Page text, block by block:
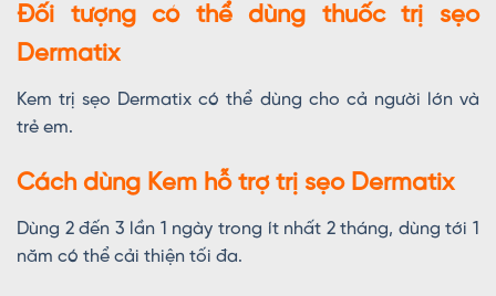
Đối tượng có thể dùng thuốc trị sẹo
Dermatix
Kem trị sẹo Dermatix có thể dùng cho cả người lớn và
trẻ em.
Cách dùng Kem hỗ trợ trị sẹo Dermatix
Dùng 2 đến 3 lần 1 ngày trong ít nhất 2 tháng, dùng tới 1
năm có thể cải thiện tối đa.